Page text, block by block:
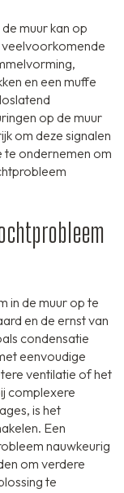
muur kan op
veelvoorkomende
en een muffe
op de muur
om deze signalen
te ondernemen om
in de muur op te
en de ernst van
condensatie
eenvoudige
ventilatie of het
complexere
is het
Een
nauwkeurig
om verdere
te